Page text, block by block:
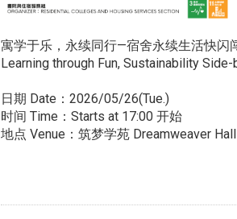
寓学于乐，永续同行—宿舍永续生活快闪
Learning through Fun, Sustainability
日期 Date：2026/05/26(Tue.)
时间 Time：Starts at 17:00 开始
地点 Venue：筑梦学苑 Dreamweaver Hall